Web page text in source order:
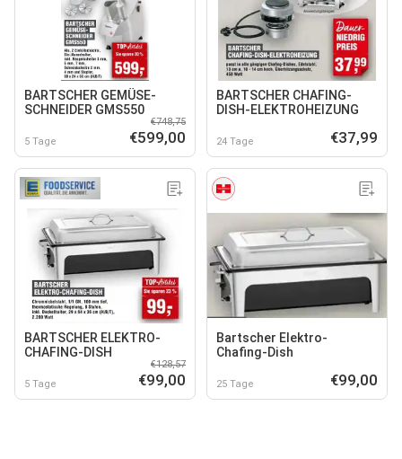
BARTSCHER GEMÜSE-
SCHNEIDER GMS550
5 Tage
€748,75
€599,00
BARTSCHER CHAFING-
DISH-ELEKTROHEIZUNG
24 Tage €37,99
BARTSCHER ELEKTRO-
CHAFING-DISH
5 Tage
€128,57
€99,00
Bartscher Elektro-
Chafing-Dish
25 Tage €99,00